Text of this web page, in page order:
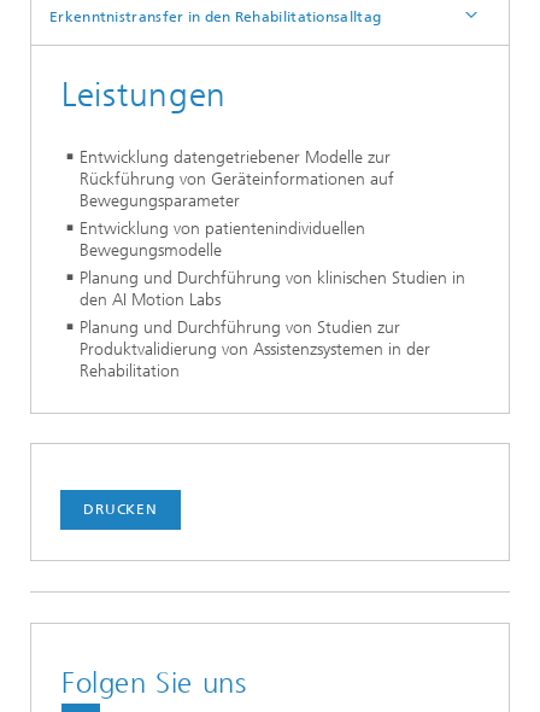
Erkenntnistransfer in den Rehabilitationsalltag
Leistungen
Entwicklung datengetriebener Modelle zur
Rückführung von Geräteinformationen auf
Bewegungsparameter
Entwicklung von patientenindividuellen
Bewegungsmodelle
Planung und Durchführung von klinischen Studien in
den AI Motion Labs
Planung und Durchführung von Studien zur
Produktvalidierung von Assistenzsystemen in der
Rehabilitation
DRUCKEN
Folgen Sie uns